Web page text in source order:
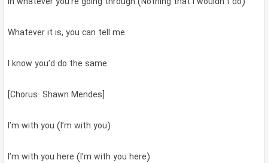
Whatever it is, you can tell me
I know you’d do the same
[Chorus: Shawn Mendes]
I’m with you (I’m with you)
I’m with you here (I’m with you here)